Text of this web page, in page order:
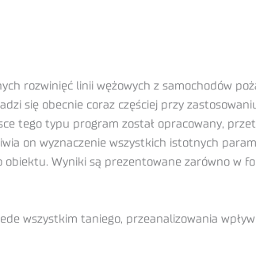
rozwinięć linii wężowych z samochodów
się obecnie coraz częściej przy
tego typu program został opracowany,
on wyznaczenie wszystkich istotnych
Wyniki są prezentowane zarówno w
wszystkim taniego, przeanalizowania